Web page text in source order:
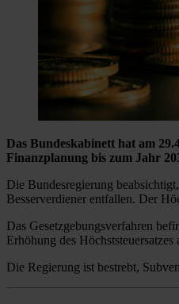
Das Bundeskabinett hat am
Finanzplanung bis zum Jahr
Die Bundesregierung
Besserverdiener entfallen. Der
Das Gesetzgebungsverfahren
Erhöhung des
Die Regierung ist bestrebt,